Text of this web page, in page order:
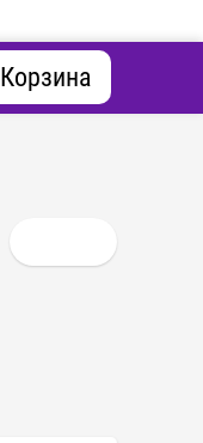
Корзина